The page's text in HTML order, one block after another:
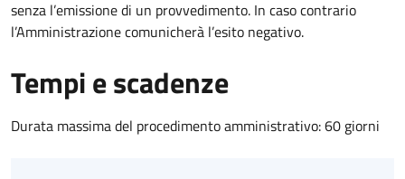
senza l’emissione di un provvedimento. In caso contrario
l’Amministrazione comunicherà l’esito negativo.
Tempi e scadenze
Durata massima del procedimento amministrativo: 60 giorni